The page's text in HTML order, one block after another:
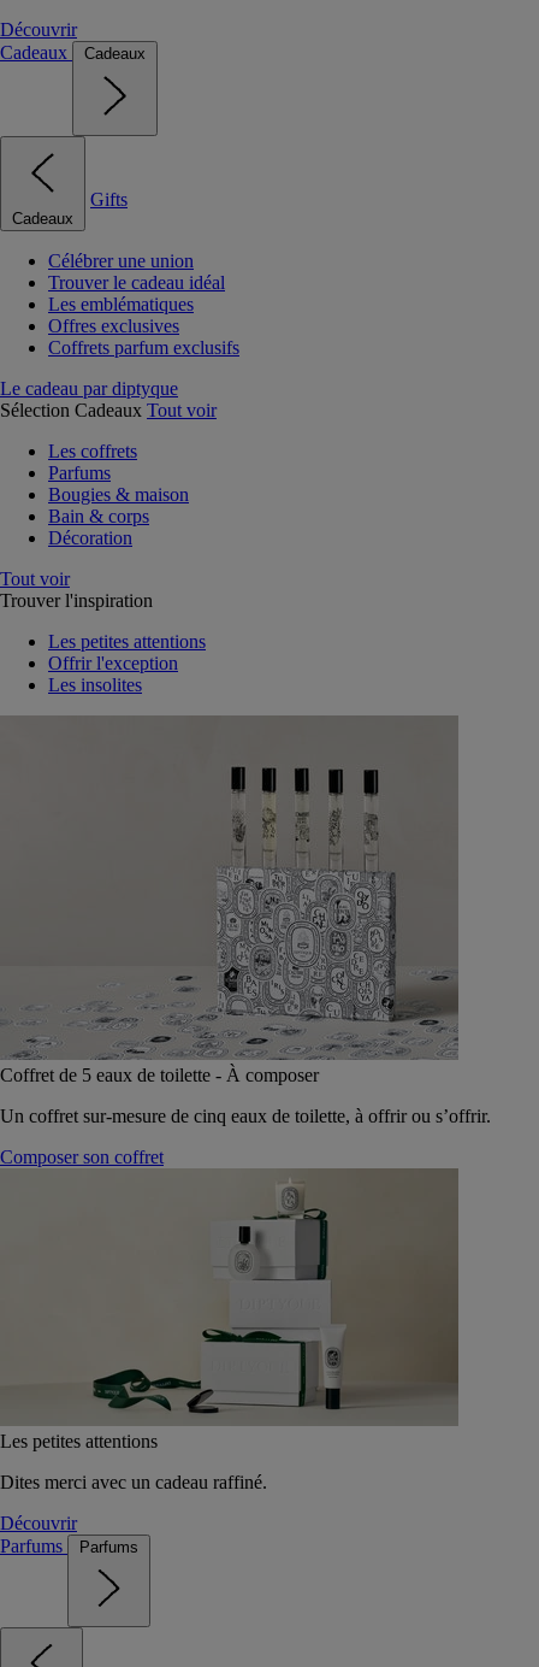
Découvrir
Cadeaux
Cadeaux
Cadeaux
Gifts
Célébrer une union
Trouver le cadeau idéal
Les emblématiques
Offres exclusives
Coffrets parfum exclusifs
Le cadeau par diptyque
Sélection Cadeaux Tout voir
Les coffrets
Parfums
Bougies & maison
Bain & corps
Décoration
Tout voir
Trouver l'inspiration
Les petites attentions
Offrir l'exception
Les insolites
Coffret de 5 eaux de toilette - À composer
Un coffret sur-mesure de cinq eaux de toilette, à offrir ou s’offrir.
Composer son coffret
Les petites attentions
Dites merci avec un cadeau raffiné.
Découvrir
Parfums
Parfums